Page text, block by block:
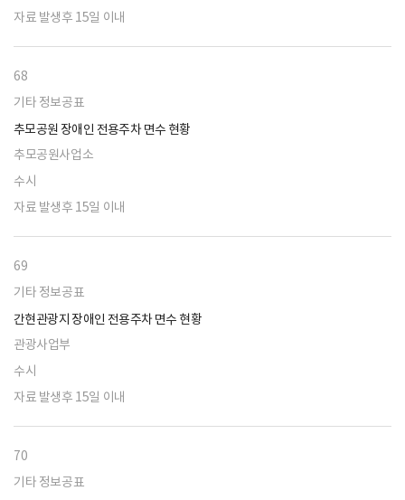
자료 발생후 15일 이내
68
기타 정보공표
추모공원 장애인 전용주차 면수 현황
추모공원사업소
수시
자료 발생후 15일 이내
69
기타 정보공표
간현관광지 장애인 전용주차 면수 현황
관광사업부
수시
자료 발생후 15일 이내
70
기타 정보공표